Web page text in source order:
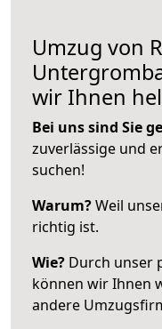
Umzug von
wir Ihnen
Bei uns sind Sie
zuverlässige und
suchen!
Warum?Weil
richtig ist.
Wie? Durch unser
können wir Ihnen
andere